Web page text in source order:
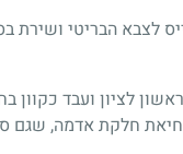
לצבא הבריטי ושירת
לציון ועבד כקוון
חלקת אדמה, שגם